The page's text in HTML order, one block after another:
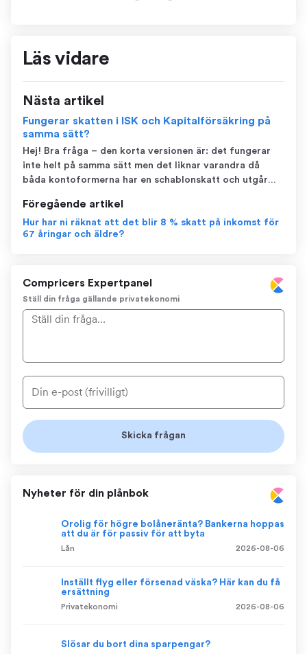
Läs vidare
Nästa artikel
Fungerar skatten i ISK och Kapitalförsäkring på
samma sätt?
Hej! Bra fråga – den korta versionen är: det fungerar
inte helt på samma sätt men det liknar varandra då
båda kontoformerna har en schablonskatt och utgår
är både ISK och kapitalförsäkring (KF) skattefritt upp
till 150 000 kronor i samlat...
Föregående artikel
Hur har ni räknat att det blir 8 % skatt på inkomst för
67 åringar och äldre?
Compricers Expertpanel
Ställ din fråga gällande privatekonomi
Nyheter för din plånbok
Orolig för högre bolåneränta? Bankerna hoppas
att du är för passiv för att byta
Lån 2026-08-06
Inställt flyg eller försenad väska? Här kan du få
ersättning
Privatekonomi 2026-08-06
Slösar du bort dina sparpengar?